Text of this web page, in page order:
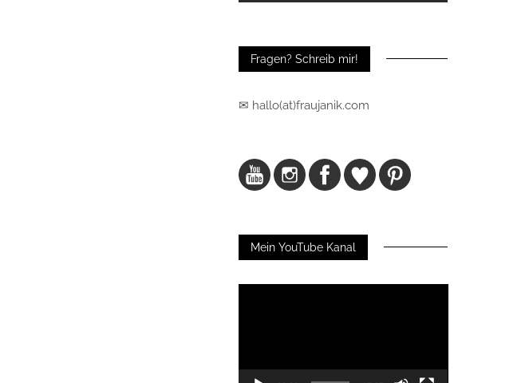
Fragen? Schreib mir!
✉ hallo(at)fraujanik.com
Mein YouTube Kanal